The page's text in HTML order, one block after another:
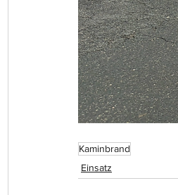
Kaminbrand
Einsatz